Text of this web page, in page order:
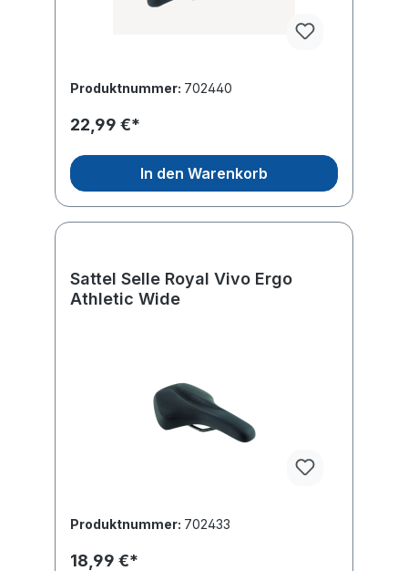
Produktnummer: 702440
22,99 €*
In den Warenkorb
Sattel Selle Royal Vivo Ergo
Athletic Wide
Produktnummer: 702433
18,99 €*